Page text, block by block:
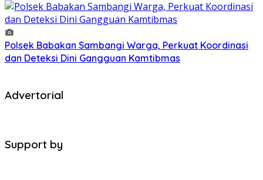
Polsek Babakan Sambangi Warga, Perkuat Koordinasi
dan Deteksi Dini Gangguan Kamtibmas
Advertorial
Support by